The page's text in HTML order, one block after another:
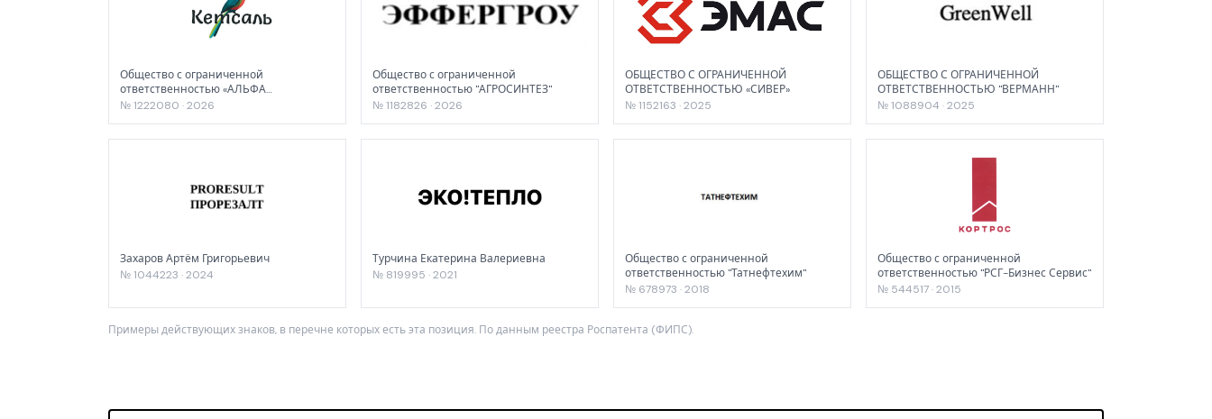
Общество с ограниченной
ответственностью «АЛЬФА
«ПРОИЗВОДСТВЕННАЯ КОМПАНИЯ»
№ 1222080 · 2026
Общество с ограниченной
ответственностью "АГРОСИНТЕЗ"
№ 1182826 · 2026
ОБЩЕСТВО С ОГРАНИЧЕННОЙ
ОТВЕТСТВЕННОСТЬЮ «СИВЕР»
№ 1152163 · 2025
ОБЩЕСТВО С ОГРАНИЧЕННОЙ
ОТВЕТСТВЕННОСТЬЮ "ВЕРМАНН"
№ 1088904 · 2025
Захаров Артём Григорьевич
№ 1044223 · 2024
Турчина Екатерина Валериевна
№ 819995 · 2021
Общество с ограниченной
ответственностью "Татнефтехим"
№ 678973 · 2018
Общество с ограниченной
ответственностью "РСГ-Бизнес Сервис"
№ 544517 · 2015
Примеры действующих знаков, в перечне которых есть эта позиция. По данным реестра Роспатента (ФИПС).